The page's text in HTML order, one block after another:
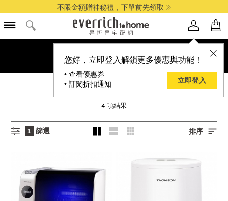
不限金額贈神秘禮，下單前先領取
您好，立即登入解鎖更多優惠與功能！
• 查看優惠券
• 訂閱折扣通知
立即登入
THOMSON
4 項結果
1 篩選 排序